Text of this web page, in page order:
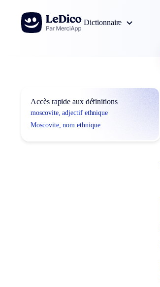
Aller au contenu
Dictionnaire
Accès rapide aux définitions
moscovite, adjectif ethnique
Moscovite, nom ethnique